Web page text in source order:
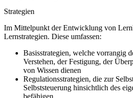
Strategien
Im Mittelpunkt der Entwicklung von
Lernstrategien. Diese umfassen:
Basisstrategien, welche vorrangig
Verstehen, der Festigung, der
von Wissen dienen
Regulationsstrategien, die zur
Selbststeuerung hinsichtlich des